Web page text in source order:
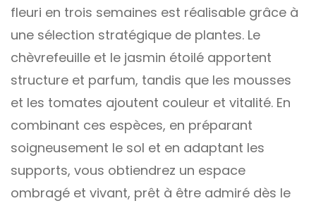
fleuri en trois semaines est réalisable grâce à
une sélection stratégique de plantes. Le
chèvrefeuille et le jasmin étoilé apportent
structure et parfum, tandis que les mousses
et les tomates ajoutent couleur et vitalité. En
combinant ces espèces, en préparant
soigneusement le sol et en adaptant les
supports, vous obtiendrez un espace
ombragé et vivant, prêt à être admiré dès le